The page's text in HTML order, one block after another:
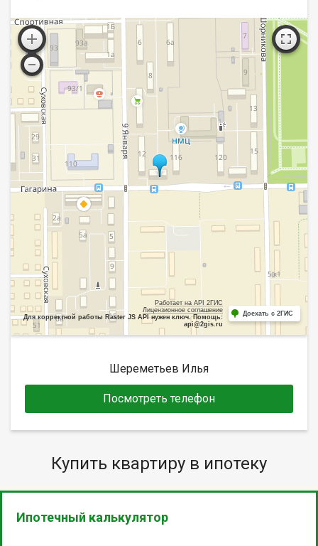
Работает на API 2ГИС
Лицензионное соглашение
Для корректной работы Raster JS API нужен ключ. Помощь:
api@2gis.ru
Доехать с 2ГИС
Шереметьев Илья
Посмотреть телефон
Купить квартиру в ипотеку
Ипотечный калькулятор